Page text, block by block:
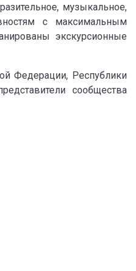
музыкальное,
с максимальным
экскурсионные
Федерации, Республики
сообщества